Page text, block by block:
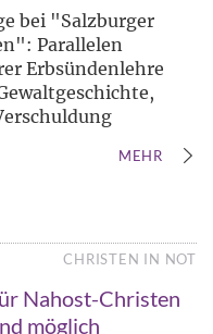
bei "Salzburger
Parallelen
Erbsündenlehre
MEHR
CHRISTEN IN NOT
Nahost-Christen
möglich